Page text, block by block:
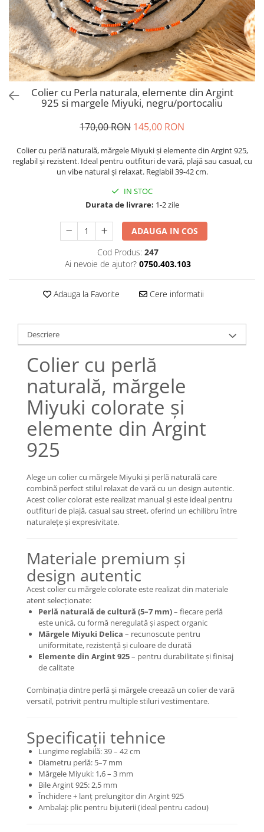
Coliere Transparente cu Cruce
Coliere Transparente cu Stea
Coliere Transparente cu Soare
Coliere Transparente cu Semilună
Coliere Transparente cu Zodii
Coliere Transparente cu Perle
Coliere Transparente cu Initiale
Coliere Transparente cu Animale
Coliere Transparente cu Molecule
Coliere Transparente cu Pietre
Coliere Transparente Diverse
LĂNȚIȘOARE ARGINT
Lănțișoare cu Inimioare
Lănțișoare cu Cruce
Lănțișoare cu Soare
Lănțișoare cu Semilună
Lănțișoare cu Zodii
Lănțișoare cu Molecule
Lănțișoare cu Pietre Naturale
Lănțișoare Argint Diverse
COLIERE CU PERLE
Coliere cu Perle Naturale
Coliere cu Perle Preciosa
COLIERE ȘNUR REGLABIL
Coliere cu Inimioare
Coliere cu Cruce
Coliere cu Stea
Coliere cu Soare
Coliere cu Semilună
Coliere cu Zodii
Coliere cu Molecule
Coliere Diverse
BRĂȚĂRI
BRĂȚĂRI CU ȘNUR REGLABIL
Brățări din Aur cu șnur reglabil
Brățări din Argint cu șnur reglabil
BRĂȚĂRI CU PIETRE SEMIPREȚIOASE
semiprețioase
Brățări din Argint cu pietre
Brățări elastice cu pietre
semiprețioase
BRĂȚĂRI DE PICIOR
Brățări de picior din Aur
Brățări de picior din Argint
COLIERE
Brățări din Argint cu pietre
semiprețioase
Brățări elastice cu pietre
semiprețioase
LĂNȚIȘOARE ARGINT
Colier cu Perla naturala, elemente din Argint
925 si margele Miyuki, negru/portocaliu
170,00 RON 145,00 RON
Colier cu perlă naturală, mărgele Miyuki și elemente din Argint 925,
reglabil și rezistent. Ideal pentru outfituri de vară, plajă sau casual, cu
un vibe natural și relaxat. Reglabil 39-42 cm.
IN STOC
Durata de livrare: 1-2 zile
ADAUGA IN COS
Cod Produs: 247
Ai nevoie de ajutor? 0750.403.103
Adauga la Favorite Cere informatii
Descriere
Colier cu perlă
naturală, mărgele
Miyuki colorate și
elemente din Argint
925
Alege un colier cu mărgele Miyuki și perlă naturală care
combină perfect stilul relaxat de vară cu un design autentic.
Acest colier colorat este realizat manual și este ideal pentru
outfituri de plajă, casual sau street, oferind un echilibru între
naturalețe și expresivitate.
Materiale premium și
design autentic
Acest colier cu mărgele colorate este realizat din materiale
atent selecționate:
Perlă naturală de cultură (5–7 mm)– fiecare perlă
este unică, cu formă neregulată și aspect organic
Mărgele Miyuki Delica – recunoscute pentru
uniformitate, rezistență și culoare de durată
Elemente din Argint 925– pentru durabilitate și finisaj
de calitate
Combinația dintre perlă și mărgele creează un colier de vară
versatil, potrivit pentru multiple stiluri vestimentare.
Specificații tehnice
Lungime reglabilă: 39 – 42 cm
Diametru perlă: 5–7 mm
Mărgele Miyuki: 1,6 – 3 mm
Bile Argint 925: 2,5 mm
Închidere + lanț prelungitor din Argint 925
Ambalaj: plic pentru bijuterii (ideal pentru cadou)